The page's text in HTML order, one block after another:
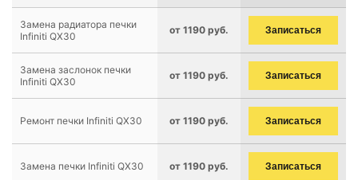
Замена радиатора печки
Infiniti QX30
от 1190 руб. Записаться
Замена заслонок печки
Infiniti QX30
от 1190 руб. Записаться
Ремонт печки Infiniti QX30 от 1190 руб. Записаться
Замена печки Infiniti QX30 от 1190 руб. Записаться